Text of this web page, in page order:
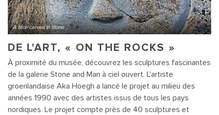
A face carved in stone
DE L'ART, « ON THE ROCKS »
À proximité du musée, découvrez les sculptures fascinantes
de la galerie Stone and Man à ciel ouvert. L'artiste
groenlandaise Aka Hoegh a lancé le projet au milieu des
années 1990 avec des artistes issus de tous les pays
nordiques. Le projet compte près de 40 sculptures et